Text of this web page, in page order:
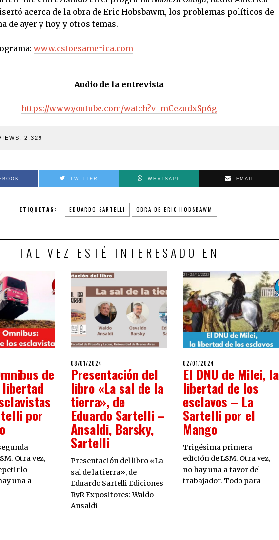
acerca de la obra de Eric Hobsbawm, los problemas políticos de
de ayer y hoy, y otros temas.
www.estoesamerica.com
Audio de la entrevista
https://www.youtube.com/watch?v=mCezudxSp6g
2.329
TWITTER WHATSAPP EMAIL
ETIQUETAS: EDUARDO SARTELLI OBRA DE ERIC HOBSBAWM
TAL VEZ ESTÉ INTERESADO EN
de
por
Otra vez,
lo
una a
POSTED
ON
08/01/2024
Presentación del
libro «La sal de la
tierra», de
Eduardo Sartelli –
Ansaldi, Barsky,
Sartelli
Presentación del libro «La
sal de la tierra», de
Eduardo Sartelli Ediciones
RyR Expositores: Waldo
Ansaldi
POSTED
ON
02/01/2024
El DNU de Milei, la
libertad de los
esclavos – La
Sartelli por el
Mango
Trigésima primera
edición de LSM. Otra vez,
no hay una a favor del
trabajador. Todo para